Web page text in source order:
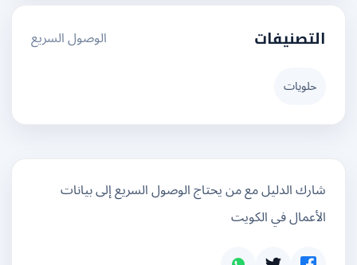
التصنيفات الوصول السريع
حلويات
شارك الدليل مع من يحتاج الوصول السريع إلى بيانات
الأعمال في الكويت